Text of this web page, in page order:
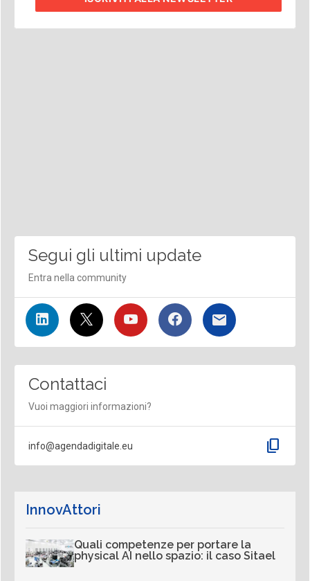
Segui gli ultimi update
Entra nella community
Contattaci
Vuoi maggiori informazioni?
info@agendadigitale.eu content_copy
InnovAttori
Quali competenze per portare la
physical AI nello spazio: il caso Sitael